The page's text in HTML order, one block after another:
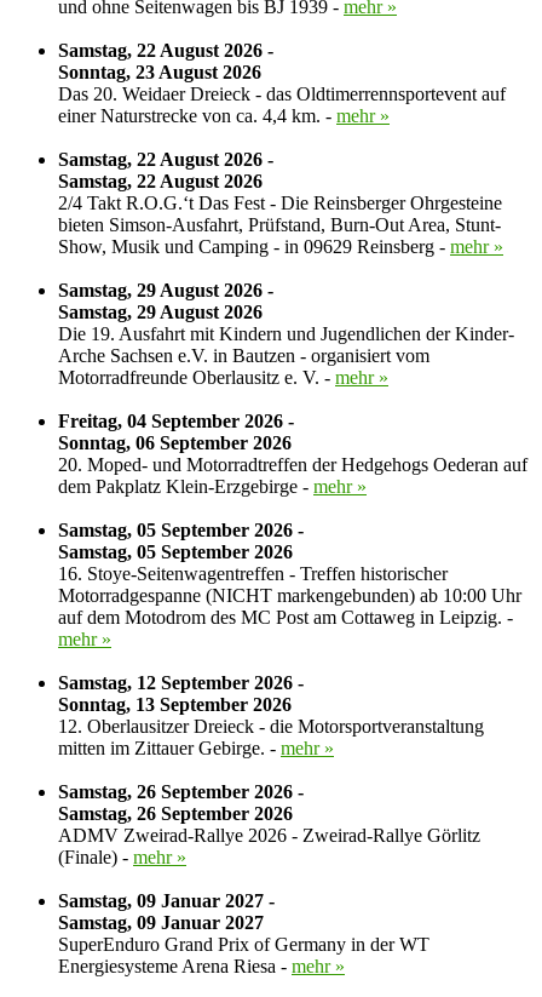
und ohne Seitenwagen bis BJ 1939 - mehr »
Samstag, 22 August 2026 -
Sonntag, 23 August 2026
Das 20. Weidaer Dreieck - das Oldtimerrennsportevent auf
einer Naturstrecke von ca. 4,4 km. - mehr »
Samstag, 22 August 2026 -
Samstag, 22 August 2026
2/4 Takt R.O.G.‘t Das Fest - Die Reinsberger Ohrgesteine
bieten Simson-Ausfahrt, Prüfstand, Burn-Out Area, Stunt-
Show, Musik und Camping - in 09629 Reinsberg - mehr »
Samstag, 29 August 2026 -
Samstag, 29 August 2026
Die 19. Ausfahrt mit Kindern und Jugendlichen der Kinder-
Arche Sachsen e.V. in Bautzen - organisiert vom
Motorradfreunde Oberlausitz e. V. - mehr »
Freitag, 04 September 2026 -
Sonntag, 06 September 2026
20. Moped- und Motorradtreffen der Hedgehogs Oederan auf
dem Pakplatz Klein-Erzgebirge - mehr »
Samstag, 05 September 2026 -
Samstag, 05 September 2026
16. Stoye-Seitenwagentreffen - Treffen historischer
Motorradgespanne (NICHT markengebunden) ab 10:00 Uhr
auf dem Motodrom des MC Post am Cottaweg in Leipzig. -
mehr »
Samstag, 12 September 2026 -
Sonntag, 13 September 2026
12. Oberlausitzer Dreieck - die Motorsportveranstaltung
mitten im Zittauer Gebirge. - mehr »
Samstag, 26 September 2026 -
Samstag, 26 September 2026
ADMV Zweirad-Rallye 2026 - Zweirad-Rallye Görlitz
(Finale) - mehr »
Samstag, 09 Januar 2027 -
Samstag, 09 Januar 2027
SuperEnduro Grand Prix of Germany in der WT
Energiesysteme Arena Riesa - mehr »